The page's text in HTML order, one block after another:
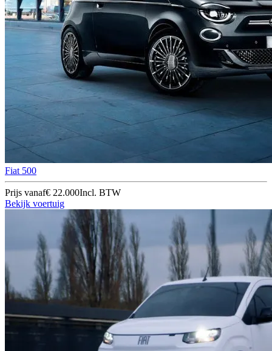
Fiat 500
Prijs vanaf€ 22.000Incl. BTW
Bekijk voertuig